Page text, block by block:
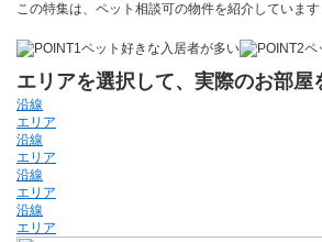
この特集は、ペット相談可の物件を紹介しています
ペット好きな入居者が多い ペ
エリアを選択して、実際のお部屋
沿線
エリア
沿線
エリア
沿線
エリア
沿線
エリア